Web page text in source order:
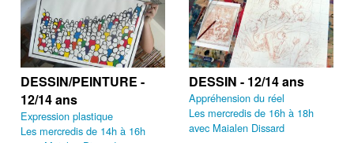
DESSIN/PEINTURE -
12/14 ans
Expression plastique
Les mercredis de 14h à 16h
DESSIN - 12/14 ans
Appréhension du réel
Les mercredis de 16h à 18h
avec Maialen Dissard